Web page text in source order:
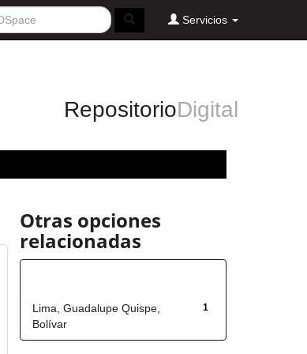
Servicios
RepositorioDigital
Otras opciones
relacionadas
1
Lima, Guadalupe Quispe,
Bolívar